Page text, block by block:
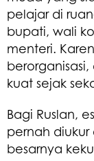
pelajar di
bupati, wali
menteri.
kuat sejak
​Bagi Ruslan,
pernah
besarnya